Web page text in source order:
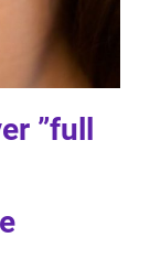
”full